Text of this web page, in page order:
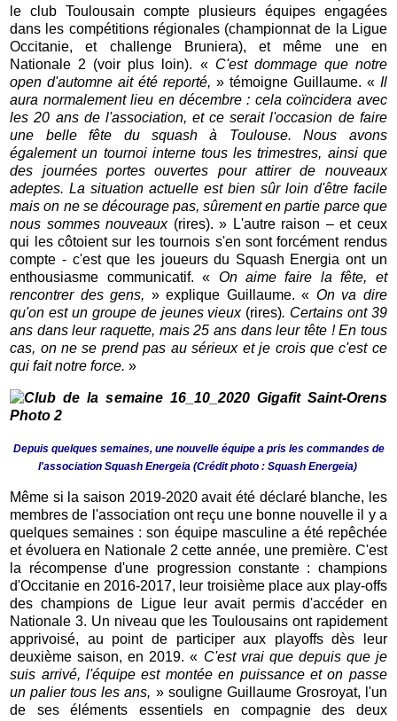
le club Toulousain compte plusieurs équipes engagées
dans les compétitions régionales (championnat de la Ligue
Occitanie, et challenge Bruniera), et même une en
Nationale 2 (voir plus loin). «C'est dommage que notre
open d'automne ait été reporté, » témoigne Guillaume. « Il
aura normalement lieu en décembre : cela coïncidera avec
les 20 ans de l'association, et ce serait l'occasion de faire
une belle fête du squash à Toulouse. Nous avons
également un tournoi interne tous les trimestres, ainsi que
des journées portes ouvertes pour attirer de nouveaux
adeptes. La situation actuelle est bien sûr loin d'être facile
mais on ne se décourage pas, sûrement en partie parce que
nous sommes nouveaux (rires). » L'autre raison – et ceux
qui les côtoient sur les tournois s'en sont forcément rendus
compte - c'est que les joueurs du Squash Energia ont un
enthousiasme communicatif. « On aime faire la fête, et
rencontrer des gens, » explique Guillaume. « On va dire
qu'on est un groupe de jeunes vieux (rires). Certains ont 39
ans dans leur raquette, mais 25 ans dans leur tête ! En tous
cas, on ne se prend pas au sérieux et je crois que c'est ce
qui fait notre force.»
Depuis quelques semaines, une nouvelle équipe a pris les commandes de
l'association Squash Energeia (Crédit photo : Squash Energeia)
Même si la saison 2019-2020 avait été déclaré blanche, les
membres de l'association ont reçu une bonne nouvelle il y a
quelques semaines : son équipe masculine a été repêchée
et évoluera en Nationale 2 cette année, une première. C'est
la récompense d'une progression constante : champions
d'Occitanie en 2016-2017, leur troisième place aux play-offs
des champions de Ligue leur avait permis d'accéder en
Nationale 3. Un niveau que les Toulousains ont rapidement
apprivoisé, au point de participer aux playoffs dès leur
deuxième saison, en 2019. « C'est vrai que depuis que je
suis arrivé, l'équipe est montée en puissance et on passe
un palier tous les ans, » souligne Guillaume Grosroyat, l'un
de ses éléments essentiels en compagnie des deux